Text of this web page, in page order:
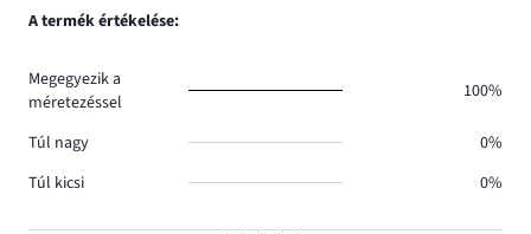
A termék értékelése:
Megegyezik a
méretezéssel
100%
Túl nagy
0%
Túl kicsi
0%